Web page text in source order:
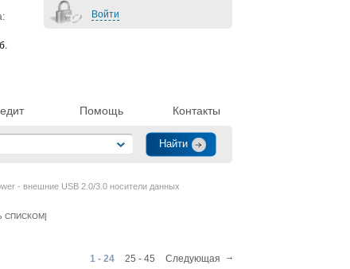
Помощь Контакты
Войти
- внешние USB 2.0/3.0 носители данных
СПИСКОМ]
1 - 24 25 - 45 Следующая